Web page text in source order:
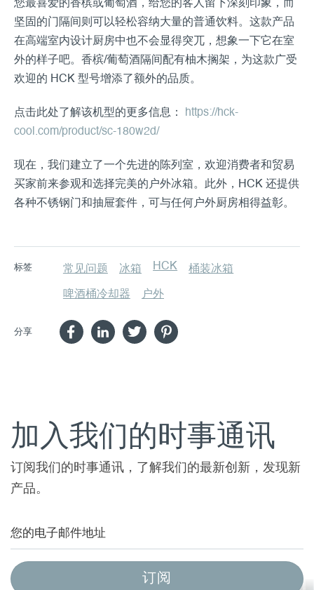
您最喜爱的香槟或葡萄酒，给您的客人留下深刻印象，而
坚固的门隔间则可以轻松容纳大量的普通饮料。这款产品
在高端室内设计厨房中也不会显得突兀，想象一下它在室
外的样子吧。香槟/葡萄酒隔间配有柚木搁架，为这款广受
欢迎的 HCK 型号增添了额外的品质。
点击此处了解该机型的更多信息：
https://hck-
cool.com/product/sc-180w2d/
现在，我们建立了一个先进的陈列室，欢迎消费者和贸易
买家前来参观和选择完美的户外冰箱。此外，HCK 还提供
各种不锈钢门和抽屉套件，可与任何户外厨房相得益彰。
标签 常见问题 冰箱 HCK 桶装冰箱
啤酒桶冷却器 户外
分享
加入我们的时事通讯
订阅我们的时事通讯，了解我们的最新创新，发现新
产品。